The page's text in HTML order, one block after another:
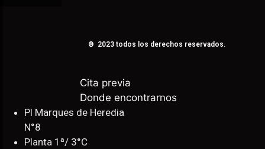
® 2023 todos los derechos reservados.
Cita previa
Donde encontrarnos
Pl Marques de Heredia
N°8
Planta 1ª/ 3°C